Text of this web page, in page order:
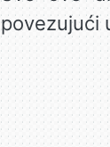
povezujući